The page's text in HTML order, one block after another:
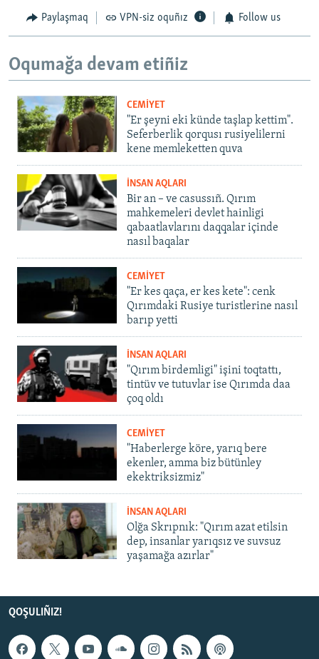
Paylaşmaq VPN-siz oquñız Follow us
Oqumağa devam etiñiz
CEMİYET
"Er şeyni eki künde taşlap kettim".
Seferberlik qorqusı rusiyelilerni
kene memleketten quva
İNSAN AQLARI
Bir an – ve casussıñ. Qırım
mahkemeleri devlet hainligi
qabaatlavlarını daqqalar içinde
nasıl baqalar
CEMİYET
"Er kes qaça, er kes kete": cenk
Qırımdaki Rusiye turistlerine nasıl
barıp yetti
İNSAN AQLARI
"Qırım birdemligi" işini toqtattı,
tintüv ve tutuvlar ise Qırımda daa
çoq oldı
CEMİYET
"Haberlerge köre, yarıq bere
ekenler, amma biz bütünley
ekektriksizmiz"
İNSAN AQLARI
Olğa Skrıpnık: "Qırım azat etilsin
dep, insanlar yarıqsız ve suvsuz
yaşamağa azırlar"
QOŞULIÑIZ!